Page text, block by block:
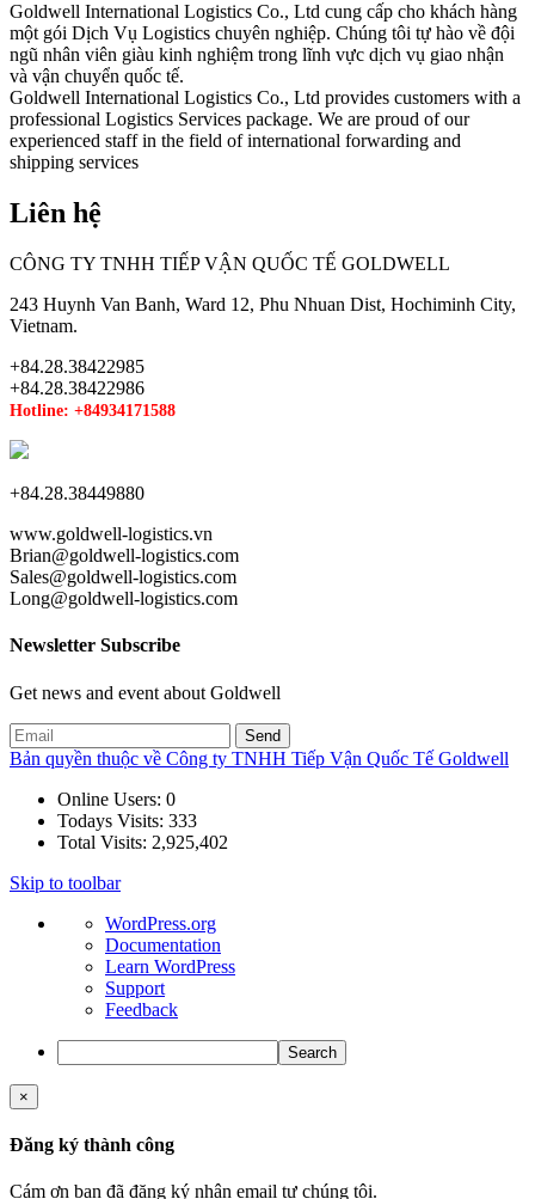
Goldwell International Logistics Co., Ltd cung cấp cho khách hàng
một gói Dịch Vụ Logistics chuyên nghiệp. Chúng tôi tự hào về đội
ngũ nhân viên giàu kinh nghiệm trong lĩnh vực dịch vụ giao nhận
và vận chuyển quốc tế.
Goldwell International Logistics Co., Ltd provides customers with a
professional Logistics Services package. We are proud of our
experienced staff in the field of international forwarding and
shipping services
Liên hệ
CÔNG TY TNHH TIẾP VẬN QUỐC TẾ GOLDWELL
243 Huynh Van Banh, Ward 12, Phu Nhuan Dist, Hochiminh City,
Vietnam.
+84.28.38422985
+84.28.38422986
Hotline: +84934171588
+84.28.38449880
www.goldwell-logistics.vn
Brian@goldwell-logistics.com
Sales@goldwell-logistics.com
Long@goldwell-logistics.com
Newsletter Subscribe
Get news and event about Goldwell
Bản quyền thuộc về Công ty TNHH Tiếp Vận Quốc Tế Goldwell
Online Users: 0
Todays Visits: 333
Total Visits: 2,925,402
Skip to toolbar
About
WordPress
WordPress.org
Documentation
Learn WordPress
Support
Feedback
Search
×
Đăng ký thành công
Cám ơn bạn đã đăng ký nhận email tư chúng tôi.